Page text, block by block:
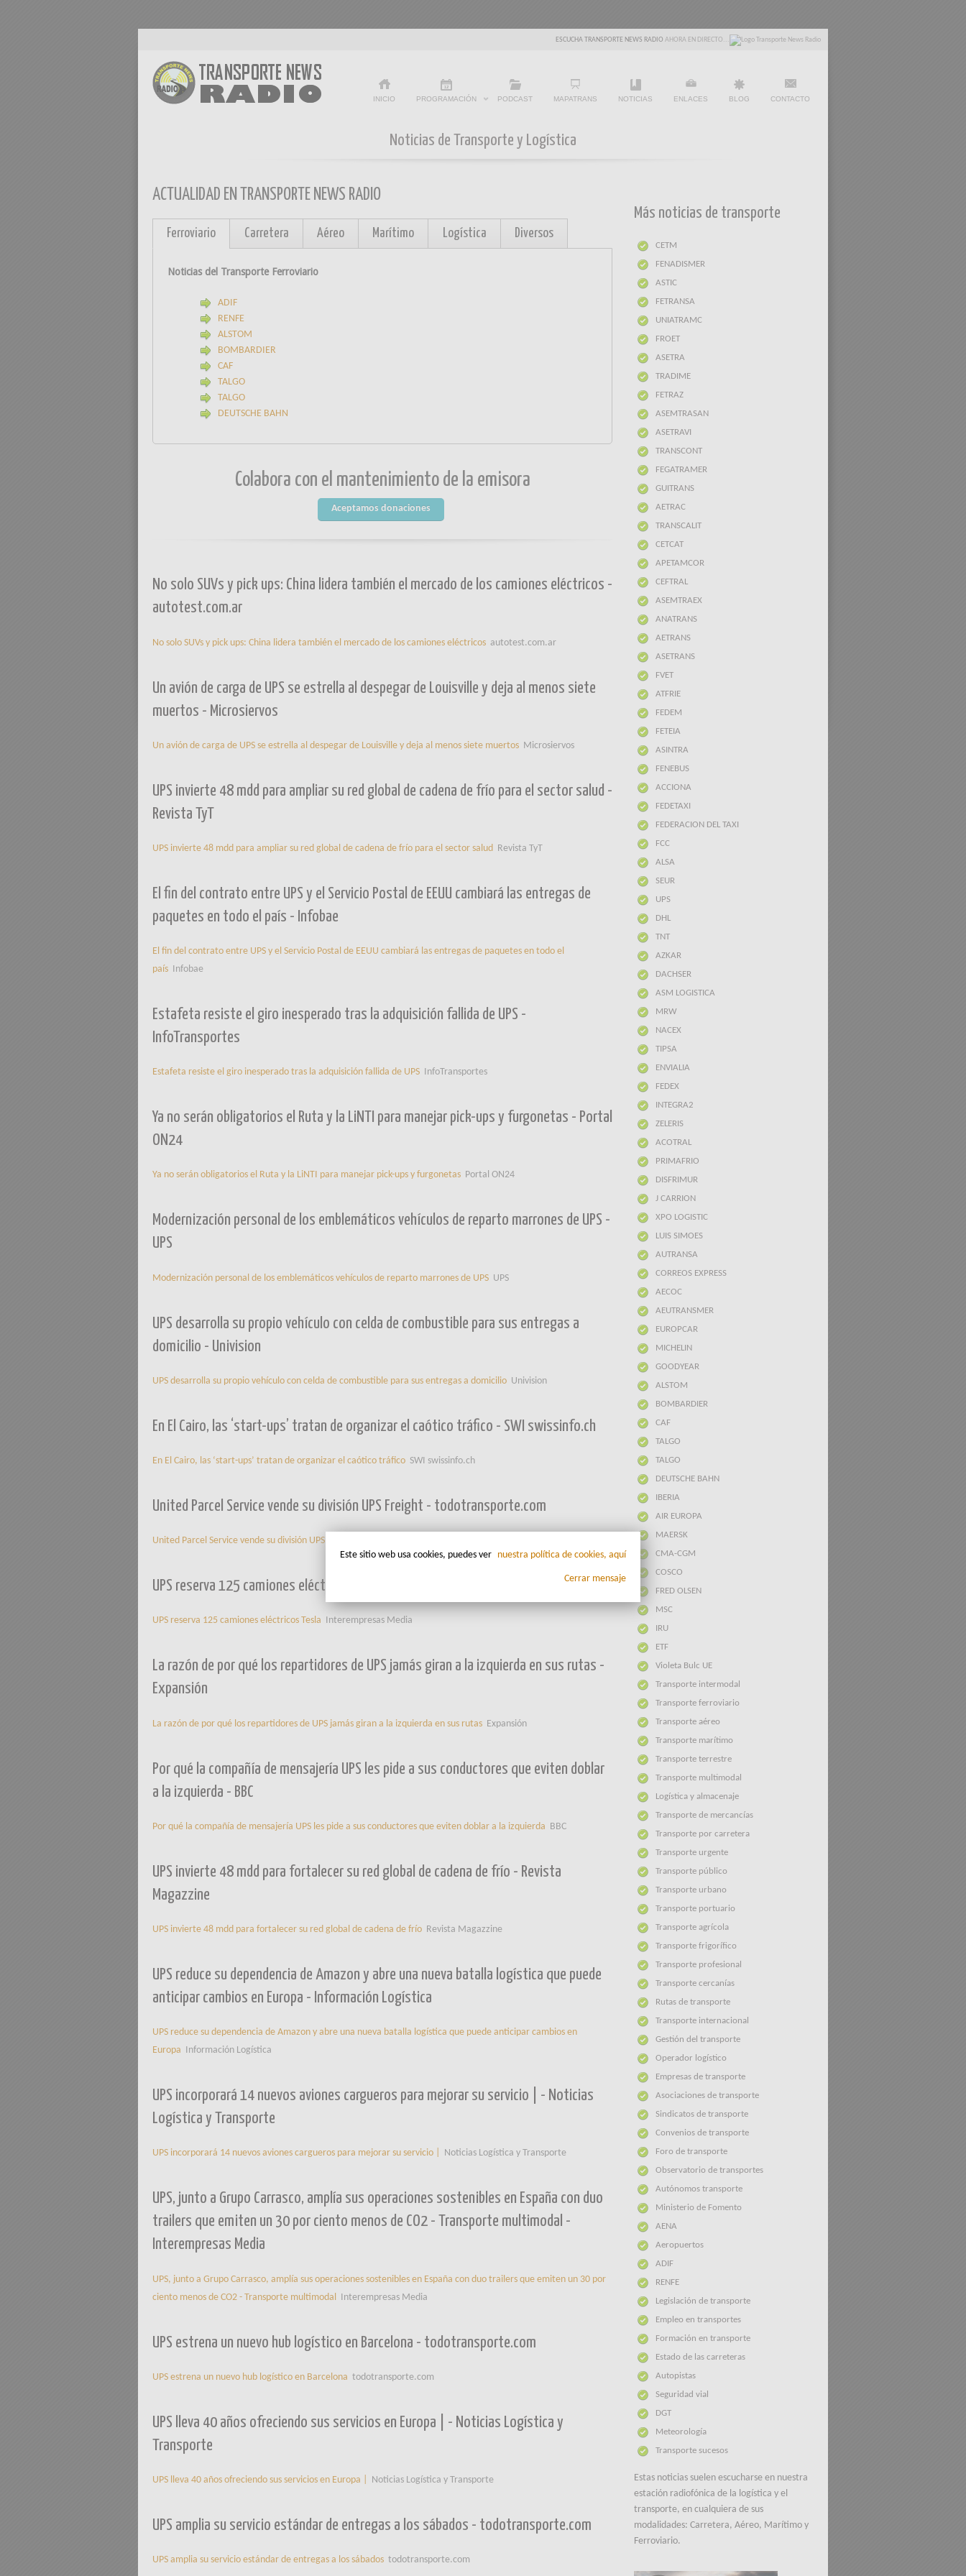
ESCUCHA TRANSPORTE NEWS RADIO AHORA EN DIRECTO...
INICIO PROGRAMACIÓN PODCAST MAPATRANS NOTICIAS ENLACES BLOG CONTACTO
Noticias de Transporte y Logística
ACTUALIDAD EN TRANSPORTE NEWS RADIO
Ferroviario Carretera Aéreo Marítimo Logística Diversos
Noticias del Transporte Ferroviario
ADIF
RENFE
ALSTOM
BOMBARDIER
CAF
TALGO
TALGO
DEUTSCHE BAHN
Colabora con el mantenimiento de la emisora
Aceptamos donaciones
No solo SUVs y pick ups: China lidera también el mercado de los camiones eléctricos -
autotest.com.ar
No solo SUVs y pick ups: China lidera también el mercado de los camiones eléctricos autotest.com.ar
Un avión de carga de UPS se estrella al despegar de Louisville y deja al menos siete
muertos - Microsiervos
Un avión de carga de UPS se estrella al despegar de Louisville y deja al menos siete muertos Microsiervos
UPS invierte 48 mdd para ampliar su red global de cadena de frío para el sector salud -
Revista TyT
UPS invierte 48 mdd para ampliar su red global de cadena de frío para el sector salud Revista TyT
El fin del contrato entre UPS y el Servicio Postal de EEUU cambiará las entregas de
paquetes en todo el país - Infobae
El fin del contrato entre UPS y el Servicio Postal de EEUU cambiará las entregas de paquetes en todo el
país Infobae
Estafeta resiste el giro inesperado tras la adquisición fallida de UPS -
InfoTransportes
Estafeta resiste el giro inesperado tras la adquisición fallida de UPS InfoTransportes
Ya no serán obligatorios el Ruta y la LiNTI para manejar pick-ups y furgonetas - Portal
ON24
Ya no serán obligatorios el Ruta y la LiNTI para manejar pick-ups y furgonetas Portal ON24
Modernización personal de los emblemáticos vehículos de reparto marrones de UPS -
UPS
Modernización personal de los emblemáticos vehículos de reparto marrones de UPS UPS
UPS desarrolla su propio vehículo con celda de combustible para sus entregas a
domicilio - Univision
UPS desarrolla su propio vehículo con celda de combustible para sus entregas a domicilio Univision
En El Cairo, las ‘start-ups’ tratan de organizar el caótico tráfico - SWI swissinfo.ch
En El Cairo, las ‘start-ups’ tratan de organizar el caótico tráfico SWI swissinfo.ch
United Parcel Service vende su división UPS Freight - todotransporte.com
United Parcel Service vende su división UPS Freight
UPS reserva 125 camiones eléctricos Tesla - Interempresas Media
UPS reserva 125 camiones eléctricos Tesla Interempresas Media
La razón de por qué los repartidores de UPS jamás giran a la izquierda en sus rutas -
Expansión
La razón de por qué los repartidores de UPS jamás giran a la izquierda en sus rutas Expansión
Por qué la compañía de mensajería UPS les pide a sus conductores que eviten doblar
a la izquierda - BBC
Por qué la compañía de mensajería UPS les pide a sus conductores que eviten doblar a la izquierda BBC
UPS invierte 48 mdd para fortalecer su red global de cadena de frío - Revista
Magazzine
UPS invierte 48 mdd para fortalecer su red global de cadena de frío Revista Magazzine
UPS reduce su dependencia de Amazon y abre una nueva batalla logística que puede
anticipar cambios en Europa - Información Logística
UPS reduce su dependencia de Amazon y abre una nueva batalla logística que puede anticipar cambios en
Europa Información Logística
UPS incorporará 14 nuevos aviones cargueros para mejorar su servicio | - Noticias
Logística y Transporte
UPS incorporará 14 nuevos aviones cargueros para mejorar su servicio | Noticias Logística y Transporte
UPS, junto a Grupo Carrasco, amplía sus operaciones sostenibles en España con duo
trailers que emiten un 30 por ciento menos de CO2 - Transporte multimodal -
Interempresas Media
UPS, junto a Grupo Carrasco, amplía sus operaciones sostenibles en España con duo trailers que emiten un 30 por
ciento menos de CO2 - Transporte multimodal
Interempresas Media
UPS estrena un nuevo hub logístico en Barcelona - todotransporte.com
UPS estrena un nuevo hub logístico en Barcelona todotransporte.com
UPS lleva 40 años ofreciendo sus servicios en Europa | - Noticias Logística y
Transporte
UPS lleva 40 años ofreciendo sus servicios en Europa | Noticias Logística y Transporte
UPS amplia su servicio estándar de entregas a los sábados - todotransporte.com
UPS amplia su servicio estándar de entregas a los sábados todotransporte.com
Más noticias de transporte
CETM
FENADISMER
ASTIC
FETRANSA
UNIATRAMC
FROET
ASETRA
TRADIME
FETRAZ
ASEMTRASAN
ASETRAVI
TRANSCONT
FEGATRAMER
GUITRANS
AETRAC
TRANSCALIT
CETCAT
APETAMCOR
CEFTRAL
ASEMTRAEX
ANATRANS
AETRANS
ASETRANS
FVET
ATFRIE
FEDEM
FETEIA
ASINTRA
FENEBUS
ACCIONA
FEDETAXI
FEDERACION DEL TAXI
FCC
ALSA
SEUR
UPS
DHL
TNT
AZKAR
DACHSER
ASM LOGISTICA
MRW
NACEX
TIPSA
ENVIALIA
FEDEX
INTEGRA2
ZELERIS
ACOTRAL
PRIMAFRIO
DISFRIMUR
J CARRION
XPO LOGISTIC
LUIS SIMOES
AUTRANSA
CORREOS EXPRESS
AECOC
AEUTRANSMER
EUROPCAR
MICHELIN
GOODYEAR
ALSTOM
BOMBARDIER
CAF
TALGO
TALGO
DEUTSCHE BAHN
IBERIA
AIR EUROPA
MAERSK
CMA-CGM
COSCO
FRED OLSEN
MSC
IRU
ETF
Violeta Bulc UE
Transporte intermodal
Transporte ferroviario
Transporte aéreo
Transporte marítimo
Transporte terrestre
Transporte multimodal
Logística y almacenaje
Transporte de mercancías
Transporte por carretera
Transporte urgente
Transporte público
Transporte urbano
Transporte portuario
Transporte agrícola
Transporte frigorífico
Transporte profesional
Transporte cercanías
Rutas de transporte
Transporte internacional
Gestión del transporte
Operador logístico
Empresas de transporte
Asociaciones de transporte
Sindicatos de transporte
Convenios de transporte
Foro de transporte
Observatorio de transportes
Autónomos transporte
Ministerio de Fomento
AENA
Aeropuertos
ADIF
RENFE
Legislación de transporte
Empleo en transportes
Formación en transporte
Estado de las carreteras
Autopistas
Seguridad vial
DGT
Meteorología
Transporte sucesos
Estas noticias suelen escucharse en nuestra
estación radiofónica de la logística y el
transporte, en cualquiera de sus
modalidades: Carretera, Aéreo, Marítimo y
Ferroviario.
Este sitio web usa cookies, puedes ver nuestra política de cookies, aquí
Cerrar mensaje